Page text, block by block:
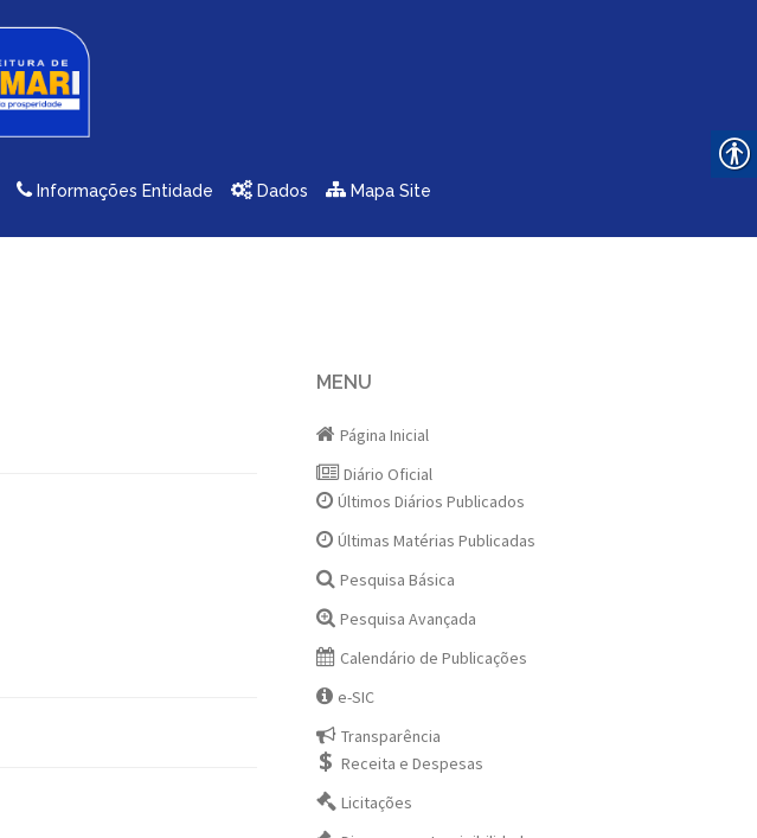
Informações Entidade Dados Mapa Site
MENU
Página Inicial
Diário Oficial
Últimos Diários Publicados
Últimas Matérias Publicadas
Pesquisa Básica
Pesquisa Avançada
Calendário de Publicações
e-SIC
Transparência
Receita e Despesas
Licitações